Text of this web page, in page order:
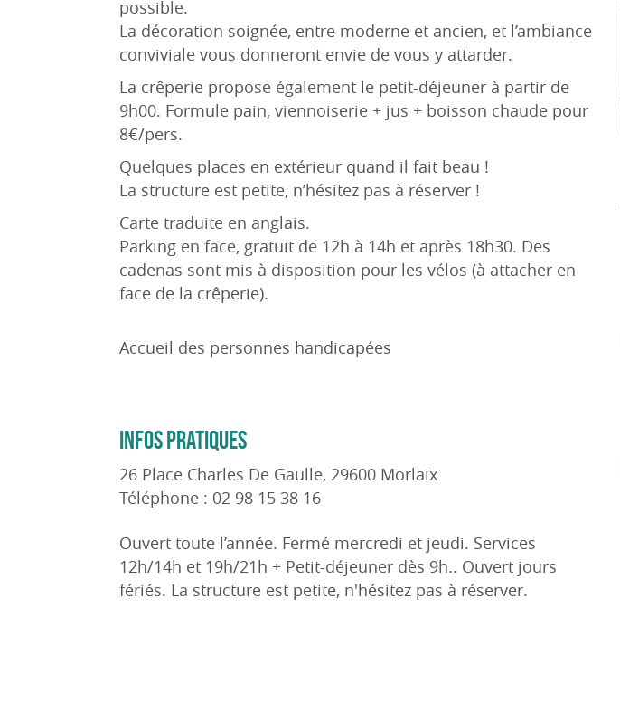
possible.
La décoration soignée, entre moderne et ancien, et l’ambiance
conviviale vous donneront envie de vous y attarder.
La crêperie propose également le petit-déjeuner à partir de
9h00. Formule pain, viennoiserie + jus + boisson chaude pour
8€/pers.
Quelques places en extérieur quand il fait beau !
La structure est petite, n’hésitez pas à réserver !
Carte traduite en anglais.
Parking en face, gratuit de 12h à 14h et après 18h30. Des
cadenas sont mis à disposition pour les vélos (à attacher en
face de la crêperie).
Accueil des personnes handicapées
INFOS PRATIQUES
26 Place Charles De Gaulle, 29600 Morlaix
Téléphone : 02 98 15 38 16
Ouvert toute l’année. Fermé mercredi et jeudi. Services
12h/14h et 19h/21h + Petit-déjeuner dès 9h.. Ouvert jours
fériés. La structure est petite, n'hésitez pas à réserver.